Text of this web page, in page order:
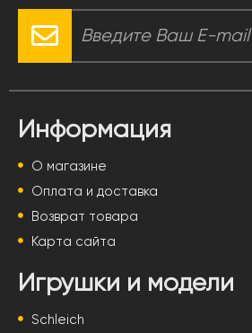
Информация
О магазине
Оплата и доставка
Возврат товара
Карта сайта
Игрушки и модели
Schleich